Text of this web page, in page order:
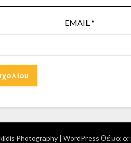
EMAIL*
Photography | WordPress Θέμα